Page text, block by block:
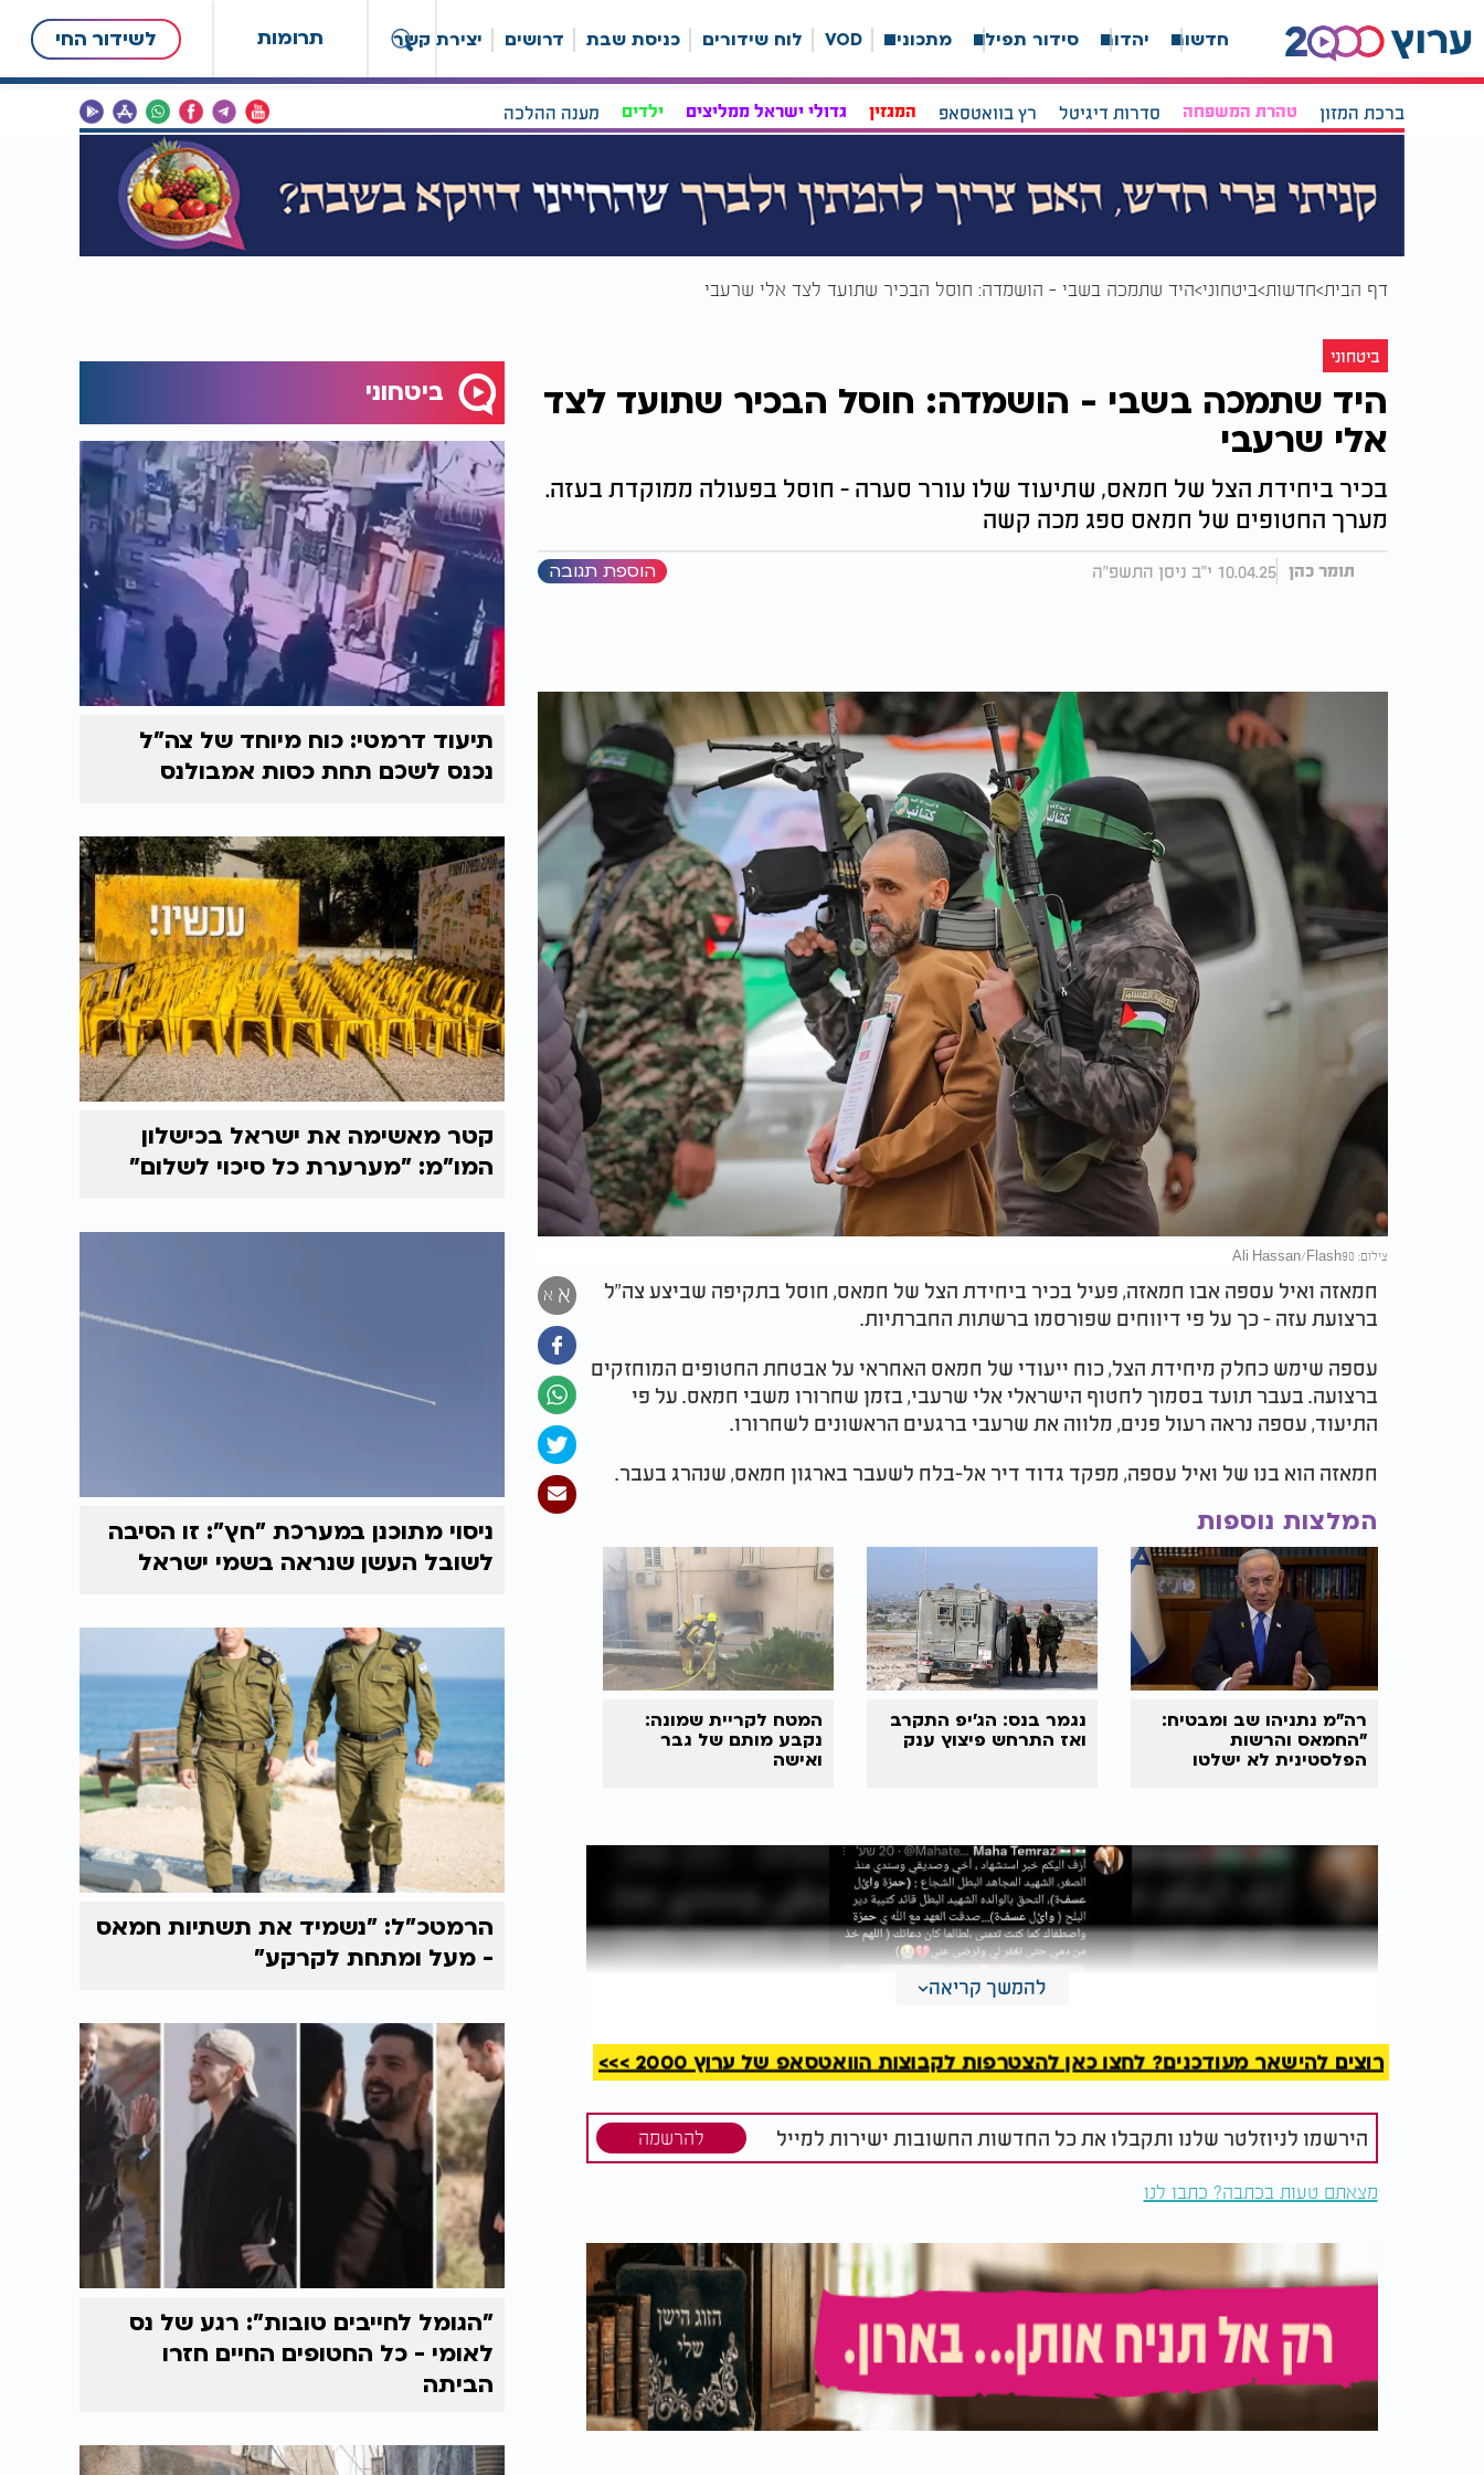
תרומות לשידור החי חדשות יהדות סידור תפילה מתכונים VOD לוח שידורים כניסת שבת דרושים יצירת קשר
ברכת המזון טהרת המשפחה סדרות דיגיטל רץ בוואטסאפ המגזין גדולי ישראל ממליצים ילדים מענה ההלכה
דף הבית חדשות ביטחוני היד שתמכה בשבי - הושמדה: חוסל הבכיר שתועד לצד אלי שרעבי
ביטחוני
היד שתמכה בשבי - הושמדה: חוסל הבכיר שתועד לצד
אלי שרעבי
בכיר ביחידת הצל של חמאס, שתיעוד שלו עורר סערה - חוסל בפעולה ממוקדת בעזה.
מערך החטופים של חמאס ספג מכה קשה
תומר כהן 10.04.25 י"ב ניסן התשפ"ה הוספת תגובה
צילום: Ali Hassan/Flash90
א א
חמאזה ואיל עספה אבו חמאזה, פעיל בכיר ביחידת הצל של חמאס, חוסל בתקיפה שביצע צה"ל
ברצועת עזה - כך על פי דיווחים שפורסמו ברשתות החברתיות.
עספה שימש כחלק מיחידת הצל, כוח ייעודי של חמאס האחראי על אבטחת החטופים המוחזקים
ברצועה. בעבר תועד בסמוך לחטוף הישראלי אלי שרעבי, בזמן שחרורו משבי חמאס. על פי
התיעוד, עספה נראה רעול פנים, מלווה את שרעבי ברגעים הראשונים לשחרורו.
חמאזה הוא בנו של ואיל עספה, מפקד גדוד דיר אל-בלח לשעבר בארגון חמאס, שנהרג בעבר.
המלצות נוספות
רה"מ נתניהו שב ומבטיח:
"החמאס והרשות
הפלסטינית לא ישלטו
נגמר בנס: הג'יפ התקרב
ואז התרחש פיצוץ ענק
המטח לקריית שמונה:
נקבע מותם של גבר
ואישה
לפי דבריו של העיתונאי דניאל ווכטאל, העוקב אחר העדכונים ברשתות הפלסטיניות, מדובר
במקרה חריג מאז תחילת הלחימה: "לא זכור לי שהיו מתחילת המלחמה עוד פרסומים על הרוגים
מיחידת הצל שאחראית על החזקת החטופים. יש בזה גם מכה מוראלית וחיזוק של תחושת
החדירות".
להמשך קריאה
רוצים להישאר מעודכנים? לחצו כאן להצטרפות לקבוצות הוואטסאפ של ערוץ 2000 >>>
הירשמו לניוזלטר שלנו ותקבלו את כל החדשות החשובות ישירות למייל להרשמה
מצאתם טעות בכתבה? כתבו לנו
ביטחוני
תיעוד דרמטי: כוח מיוחד של צה"ל
נכנס לשכם תחת כסות אמבולנס
קטר מאשימה את ישראל בכישלון
המו"מ: "מערערת כל סיכוי לשלום"
ניסוי מתוכנן במערכת "חץ": זו הסיבה
לשובל העשן שנראה בשמי ישראל
הרמטכ"ל: "נשמיד את תשתיות חמאס
- מעל ומתחת לקרקע"
"הגומל לחייבים טובות": רגע של נס
לאומי - כל החטופים החיים חזרו
הביתה